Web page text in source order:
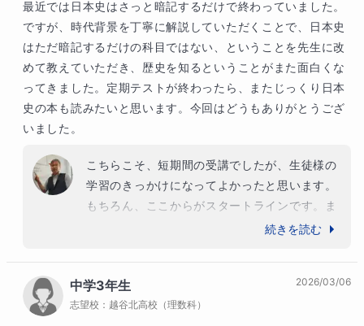
最近では日本史はさっと暗記するだけで終わっていました。
ですが、時代背景を丁寧に解説していただくことで、日本史
はただ暗記するだけの科目ではない、ということを先生に改
めて教えていただき、歴史を知るということがまた面白くな
ってきました。定期テストが終わったら、またじっくり日本
史の本も読みたいと思います。今回はどうもありがとうござ
いました。
こちらこそ、短期間の受講でしたが、生徒様の
学習のきっかけになってよかったと思います。
もちろん、ここからがスタートラインです。ま
ずは定期テストをしっかり頑張り、学習習慣を
れる際はよろしくお願いいたします。
続きを読む
中学3年生
志望校： 越谷北高校（理数科）
2026/03/06